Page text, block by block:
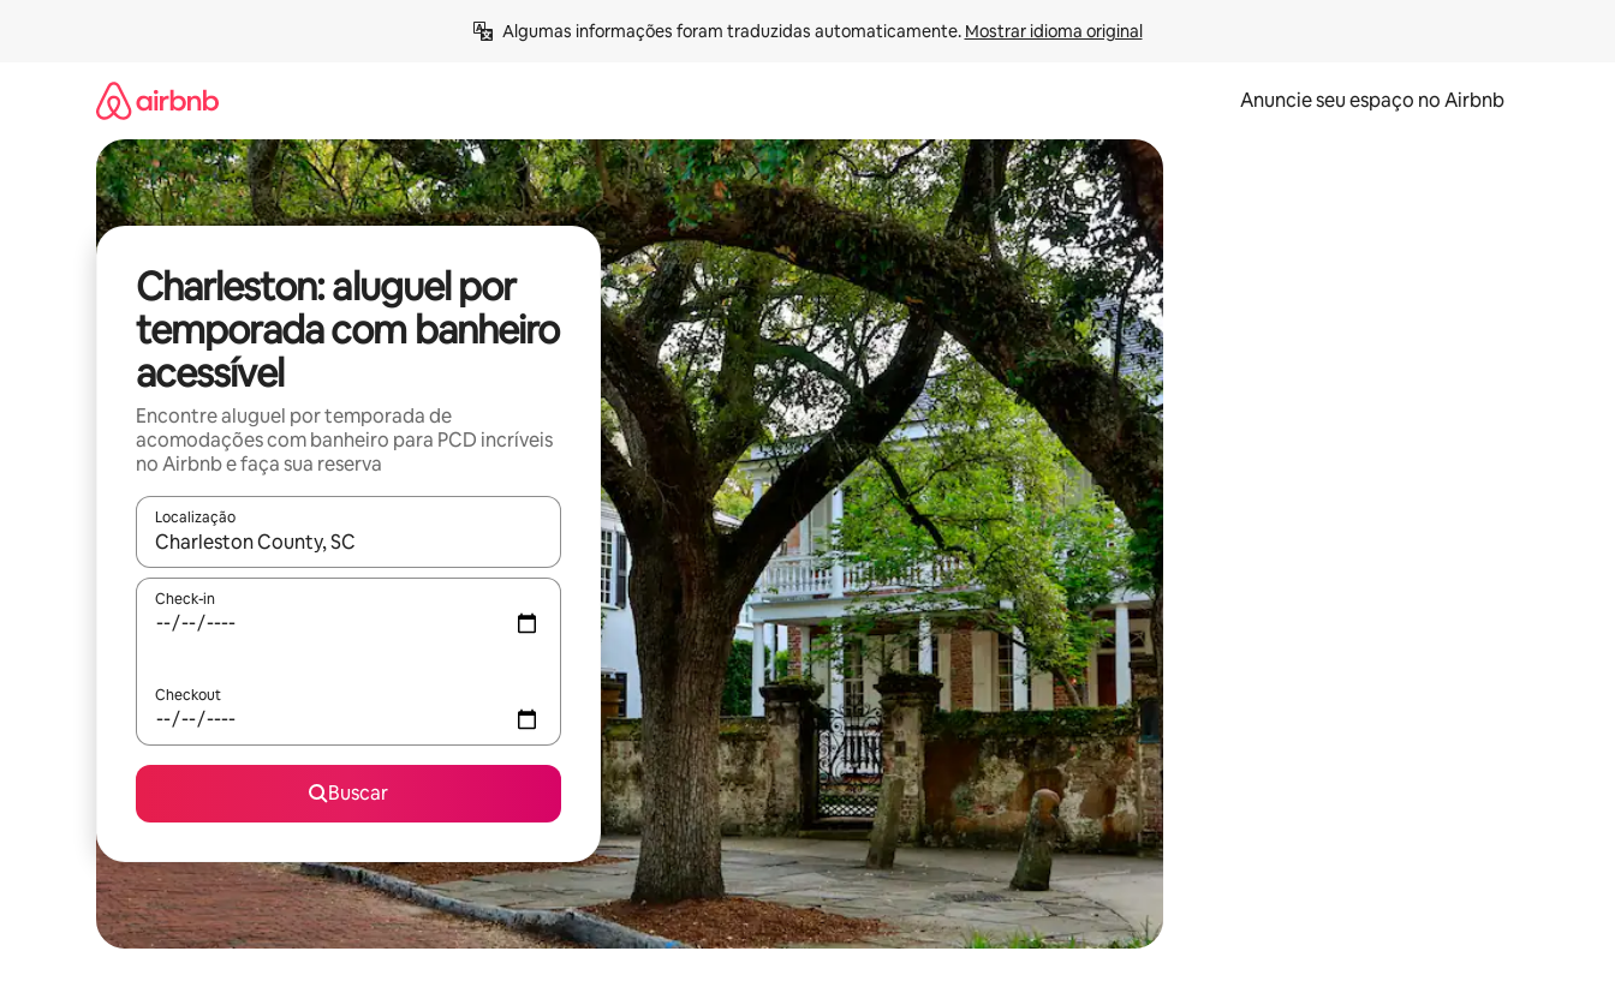
Algumas informações foram traduzidas automaticamente. Mostrar idioma original
Anuncie seu espaço no Airbnb
Charleston: aluguel por
temporada com banheiro
acessível
Encontre aluguel por temporada de
acomodações com banheiro para PCD incríveis
no Airbnb e faça sua reserva
Localização
Quando os resultados estiverem disponíveis, explore-os usando as seta para cima e para baixo do teclado ou tocando e deslizando o dedo na tela.
Check-in
Checkout
Buscar